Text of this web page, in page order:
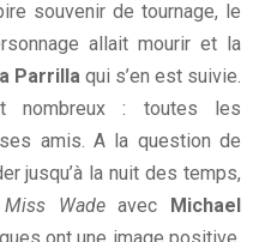
souvenir de tournage, le
allait mourir et la
Parrillaqui s’en est suivie.
nombreux : toutes les
amis. A la question de
jusqu’à la nuit des temps,
Wadeavec Michael